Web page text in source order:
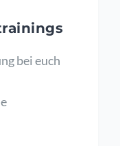
bei euch